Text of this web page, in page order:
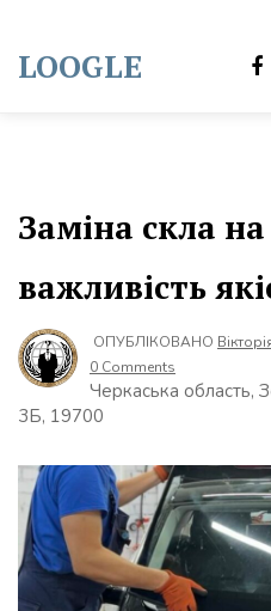
content
LOOGLE
Заміна скла
важливість
ОПУБЛІКОВАНО
0 Comments
Черкаська область,
3Б, 19700